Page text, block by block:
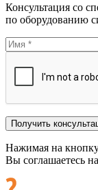
Консультация со
по оборудованию
Нажимая на
Вы соглашаетесь